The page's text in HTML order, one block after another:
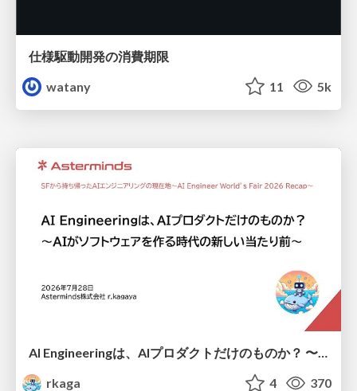
仕様駆動開発の消費期限
watany
11 5k
AI Engineeringは、AIプロダクトだけのものか？ 〜AIがソフトウェアを作る時代の新しい当たり前〜 / No AI in your product. AI Engineering in your development.
rkaga
4 370